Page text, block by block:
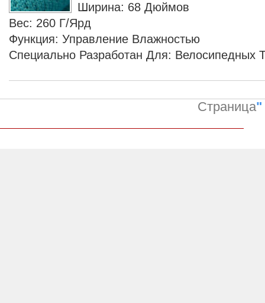
Ширина: 68 Дюймов
Вес: 260 Г/ярд
Функция: Управление Влажностью
Специально Разработан Для: Велосипедных
Страница"